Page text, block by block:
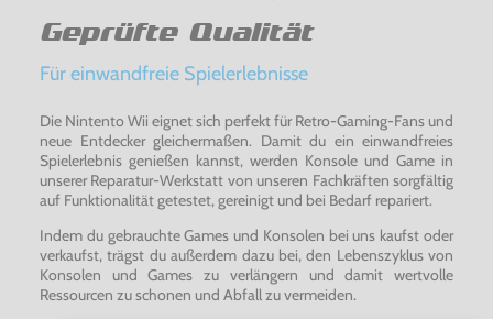
Geprüfte Qualität
Für einwandfreie Spielerlebnisse
Die Nintento Wii eignet sich perfekt für Retro-Gaming-Fans und
neue Entdecker gleichermaßen. Damit du ein einwandfreies
Spielerlebnis genießen kannst, werden Konsole und Game in
unserer Reparatur-Werkstatt von unseren Fachkräften sorgfältig
auf Funktionalität getestet, gereinigt und bei Bedarf repariert.
Indem du gebrauchte Games und Konsolen bei uns kaufst oder
verkaufst, trägst du außerdem dazu bei, den Lebenszyklus von
Konsolen und Games zu verlängern und damit wertvolle
Ressourcen zu schonen und Abfall zu vermeiden.